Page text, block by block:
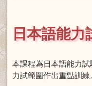
日本語能力
本課程為日本語能力
力試範圍作出重點訓練